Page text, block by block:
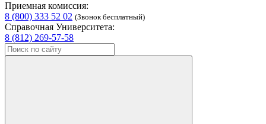
Приемная комиссия:
8 (800) 333 52 02 (Звонок бесплатный)
Справочная Университета:
8 (812) 269-57-58